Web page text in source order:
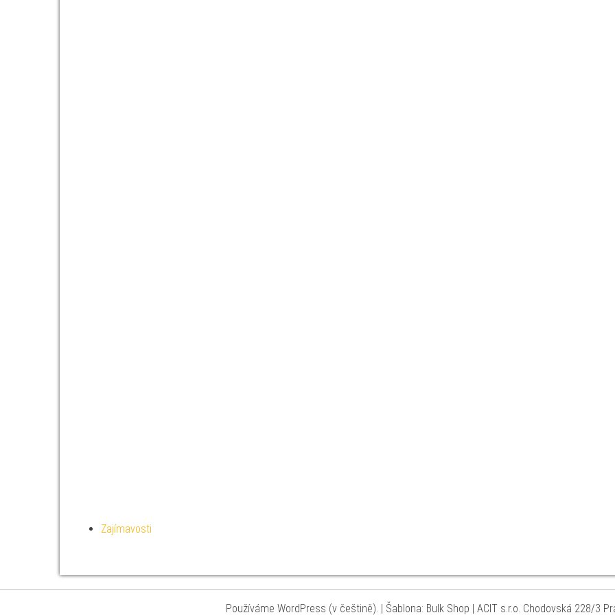
Zajímavosti
Používáme WordPress (v češtině). | Šablona: Bulk Shop | ACIT s.r.o. Chodovská 228/3